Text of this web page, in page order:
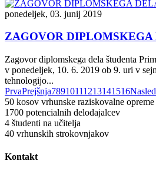
ponedeljek, 03. junij 2019
ZAGOVOR DIPLOMSKEGA
Zagovor diplomskega dela študenta
v ponedeljek, 10. 6. 2019 ob 9. uri v
tehnologijo...
PrvaPrejšnja78910111213141516
50 kosov vrhunske raziskovalne opreme
1700 potencialnih delodajalcev
4 študenti na učitelja
40 vrhunskih strokovnjakov
Kontakt